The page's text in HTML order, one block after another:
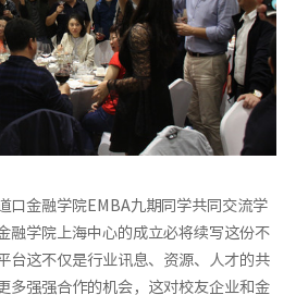
口金融学院EMBA九期同学共同交流学
融学院上海中心的成立必将续写这份不
台这不仅是行业讯息、资源、人才的共
多强强合作的机会，这对校友企业和金